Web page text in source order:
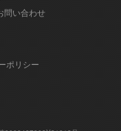
問い合わせ
ポリシー